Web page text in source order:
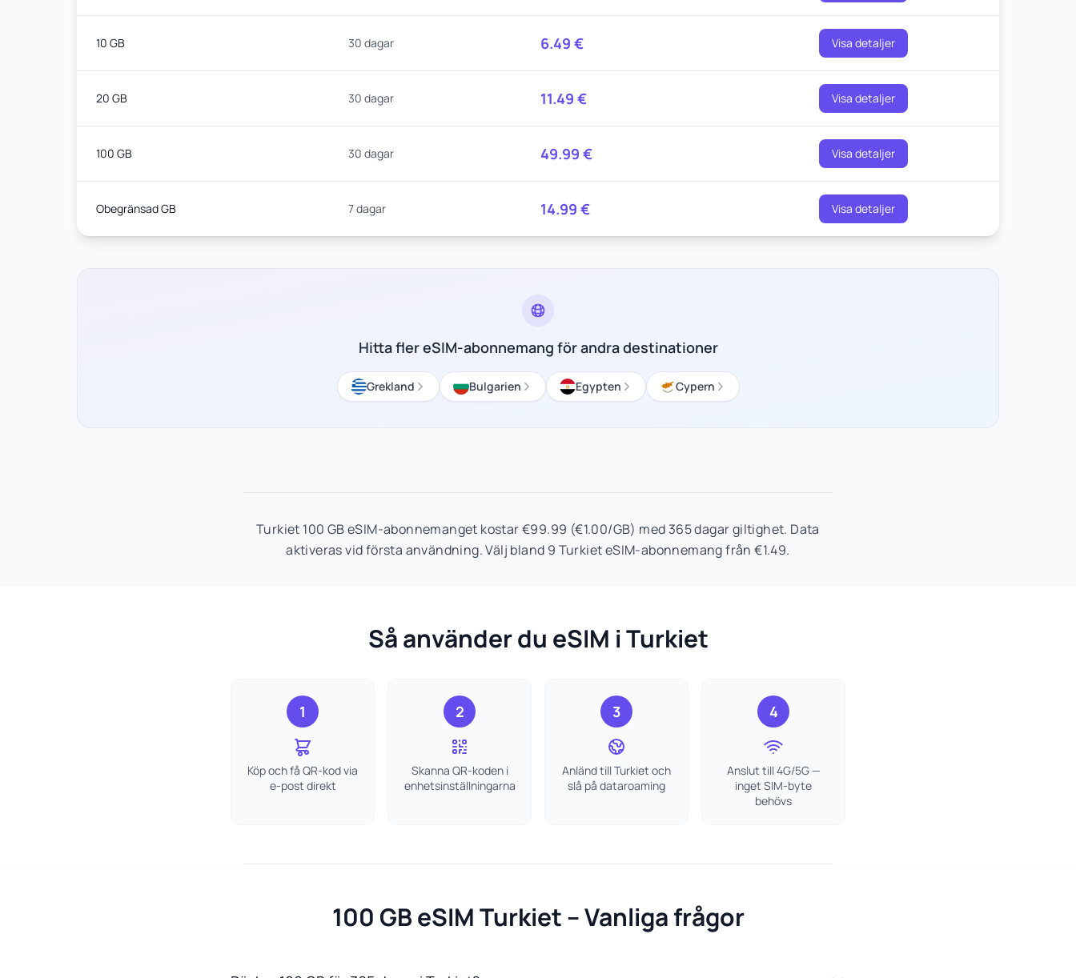
10 GB 30 dagar 6.49 € Visa detaljer
20 GB 30 dagar 11.49 € Visa detaljer
100 GB 30 dagar 49.99 € Visa detaljer
Obegränsad GB 7 dagar 14.99 € Visa detaljer
Hitta fler eSIM-abonnemang för andra destinationer
Grekland Bulgarien Egypten Cypern
Turkiet 100 GB eSIM-abonnemanget kostar €99.99 (€1.00/GB) med 365 dagar giltighet. Data
aktiveras vid första användning. Välj bland 9 Turkiet eSIM-abonnemang från €1.49.
Så använder du eSIM i Turkiet
1
Köp och få QR-kod via
e-post direkt
2
Skanna QR-koden i
enhetsinställningarna
3
Anländ till Turkiet och
slå på dataroaming
4
Anslut till 4G/5G —
inget SIM-byte
behövs
100 GB eSIM Turkiet – Vanliga frågor